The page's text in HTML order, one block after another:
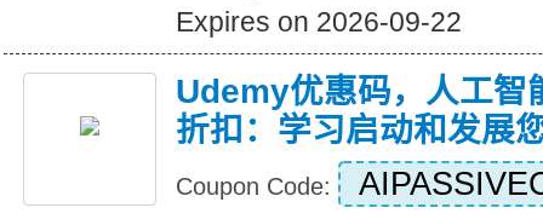
Expires on 2026-09-22
Udemy优惠码，人工智
折扣：学习启动和发展
Coupon Code: